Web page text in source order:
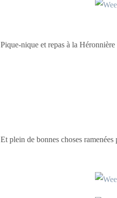
Pique-nique et repas à la Héronnière
Et plein de bonnes choses